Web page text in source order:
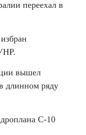
переехал в
вышел
длинном ряду
С-10